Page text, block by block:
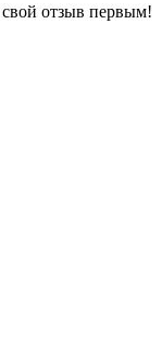
свой отзыв первым!